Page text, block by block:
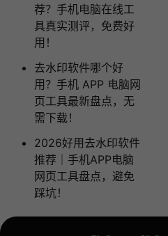
荐？手机电脑在线工
具真实测评，免费好
用！
去水印软件哪个好
用？手机 APP 电脑网
页工具最新盘点，无
需下载！
2026好用去水印软件
推荐｜手机APP电脑
网页工具盘点，避免
踩坑！